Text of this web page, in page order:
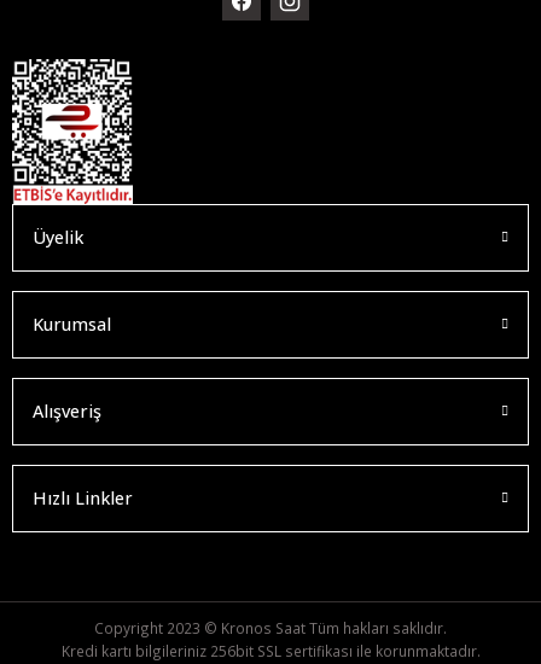
Üyelik
Kurumsal
Alışveriş
Hızlı Linkler
Copyright 2023 © Kronos Saat Tüm hakları saklıdır.
Kredi kartı bilgileriniz 256bit SSL sertifikası ile korunmaktadır.